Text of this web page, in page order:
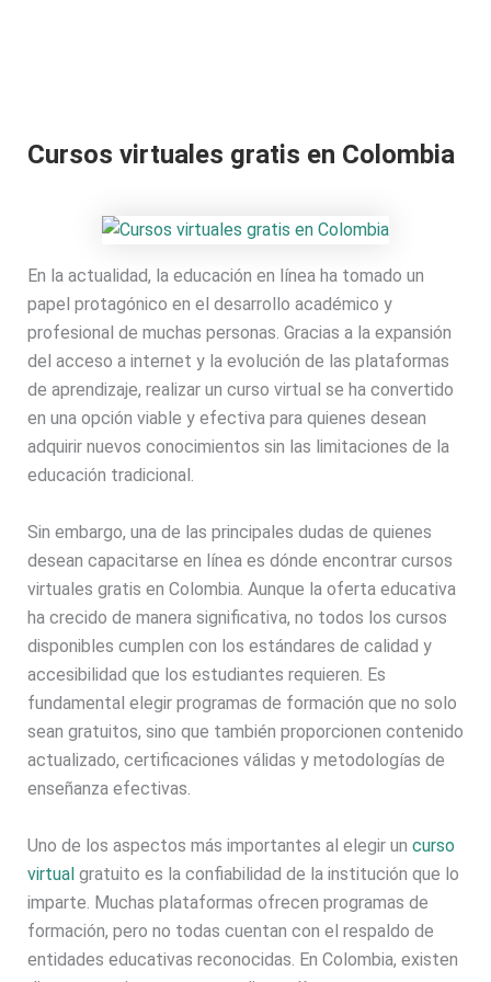
Cursos virtuales gratis en Colombia
En la actualidad, la educación en línea ha tomado un
papel protagónico en el desarrollo académico y
profesional de muchas personas. Gracias a la expansión
del acceso a internet y la evolución de las plataformas
de aprendizaje, realizar un curso virtual se ha convertido
en una opción viable y efectiva para quienes desean
adquirir nuevos conocimientos sin las limitaciones de la
educación tradicional.
Sin embargo, una de las principales dudas de quienes
desean capacitarse en línea es dónde encontrar cursos
virtuales gratis en Colombia. Aunque la oferta educativa
ha crecido de manera significativa, no todos los cursos
disponibles cumplen con los estándares de calidad y
accesibilidad que los estudiantes requieren. Es
fundamental elegir programas de formación que no solo
sean gratuitos, sino que también proporcionen contenido
actualizado, certificaciones válidas y metodologías de
enseñanza efectivas.
Uno de los aspectos más importantes al elegir un curso
virtualgratuito es la confiabilidad de la institución que lo
imparte. Muchas plataformas ofrecen programas de
formación, pero no todas cuentan con el respaldo de
entidades educativas reconocidas. En Colombia, existen